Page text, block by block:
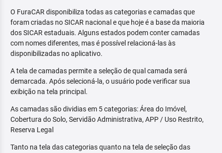
O FuraCAR disponibiliza todas as categorias e camadas que
foram criadas no SICAR nacional e que hoje é a base da maioria
dos SICAR estaduais. Alguns estados podem conter camadas
com nomes diferentes, mas é possível relacioná-las às
disponibilizadas no aplicativo.
A tela de camadas permite a seleção de qual camada será
demarcada. Após selecioná-la, o usuário pode verificar sua
exibição na tela principal.
As camadas são dividias em 5 categorias: Área do Imóvel,
Cobertura do Solo, Servidão Administrativa, APP / Uso Restrito,
Reserva Legal
Tanto na tela das categorias quanto na tela de seleção das